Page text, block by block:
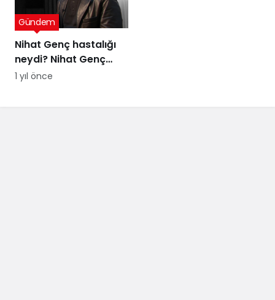
Nihat Genç hastalığı
neydi? Nihat Genç
cenaze töreni ne
Gündem
1 yıl önce